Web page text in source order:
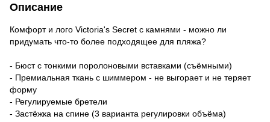
Описание
Комфорт и лого Victoria's Secret с камнями - можно ли
придумать что-то более подходящее для пляжа?
- Бюст с тонкими поролоновыми вставками (съёмными)
- Премиальная ткань с шиммером - не выгорает и не теряет
форму
- Регулируемые бретели
- Застёжка на спине (3 варианта регулировки объёма)